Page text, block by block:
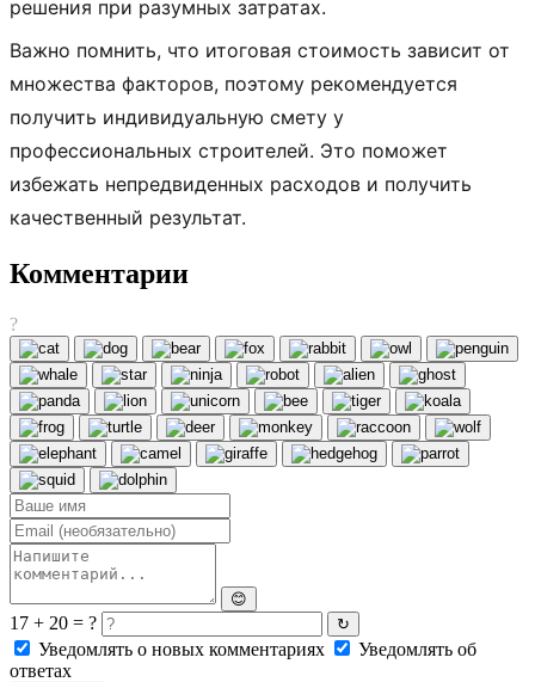
решения при разумных затратах.
Важно помнить, что итоговая стоимость зависит от
множества факторов, поэтому рекомендуется
получить индивидуальную смету у
профессиональных строителей. Это поможет
избежать непредвиденных расходов и получить
качественный результат.
Комментарии
?
😊
17 + 20 = ? ↻
Уведомлять о новых комментариях
Уведомлять об
ответах